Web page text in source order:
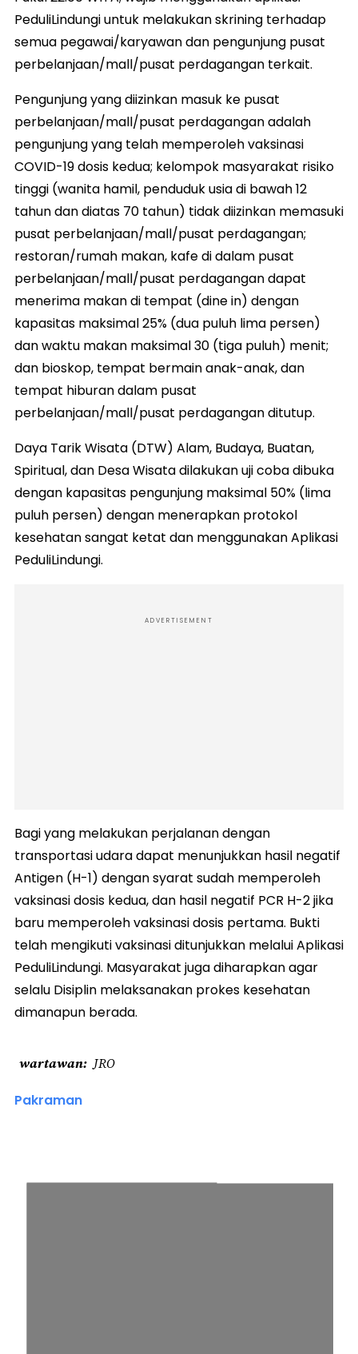
PeduliLindungi untuk melakukan skrining terhadap
semua pegawai/karyawan dan pengunjung pusat
perbelanjaan/mall/pusat perdagangan terkait.
Pengunjung yang diizinkan masuk ke pusat
perbelanjaan/mall/pusat perdagangan adalah
pengunjung yang telah memperoleh vaksinasi
COVID-19 dosis kedua; kelompok masyarakat risiko
tinggi (wanita hamil, penduduk usia di bawah 12
tahun dan diatas 70 tahun) tidak diizinkan memasuki
pusat perbelanjaan/mall/pusat perdagangan;
restoran/rumah makan, kafe di dalam pusat
perbelanjaan/mall/pusat perdagangan dapat
menerima makan di tempat (dine in) dengan
kapasitas maksimal 25% (dua puluh lima persen)
dan waktu makan maksimal 30 (tiga puluh) menit;
dan bioskop, tempat bermain anak-anak, dan
tempat hiburan dalam pusat
perbelanjaan/mall/pusat perdagangan ditutup.
Daya Tarik Wisata (DTW) Alam, Budaya, Buatan,
Spiritual, dan Desa Wisata dilakukan uji coba dibuka
dengan kapasitas pengunjung maksimal 50% (lima
puluh persen) dengan menerapkan protokol
kesehatan sangat ketat dan menggunakan Aplikasi
PeduliLindungi.
ADVERTISEMENT
Bagi yang melakukan perjalanan dengan
transportasi udara dapat menunjukkan hasil negatif
Antigen (H-1) dengan syarat sudah memperoleh
vaksinasi dosis kedua, dan hasil negatif PCR H-2 jika
baru memperoleh vaksinasi dosis pertama. Bukti
telah mengikuti vaksinasi ditunjukkan melalui Aplikasi
PeduliLindungi. Masyarakat juga diharapkan agar
selalu Disiplin melaksanakan prokes kesehatan
dimanapun berada.
wartawan JRO
Pakraman